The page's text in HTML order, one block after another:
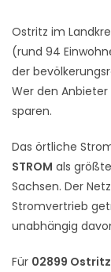
Ostritz im
(rund 94
der
Wer den
sparen.
Das örtliche
STROM als
Sachsen. Der
Stromvertrieb
unabhängig
Für 02899 Ostritz